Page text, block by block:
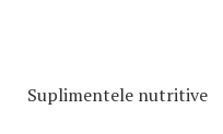
Suplimentele nutritive